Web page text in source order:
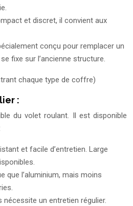
et discret, il convient aux
conçu pour remplacer un
fixe sur l’ancienne structure.
chaque type de coffre)
:
du volet roulant. Il est disponible
et facile d’entretien. Large
que l’aluminium, mais moins
nécessite un entretien régulier.